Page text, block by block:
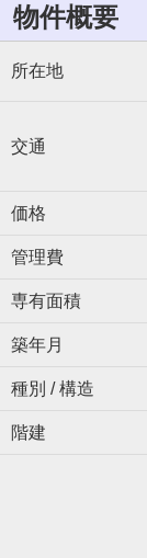
物件概要
所在地
交通
価格
管理費
専有面積
築年月
種別 / 構造
階建